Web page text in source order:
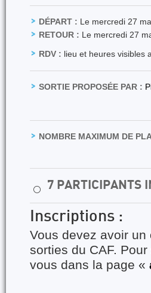
DÉPART : Le mercredi 27
RETOUR : Le mercredi 27
RDV : lieu et heures visibles
SORTIE PROPOSÉE PAR :
NOMBRE MAXIMUM DE
⚪ 7 PARTICIPANTS
Inscriptions :
Vous devez avoir
sorties du CAF.
vous dans la page «